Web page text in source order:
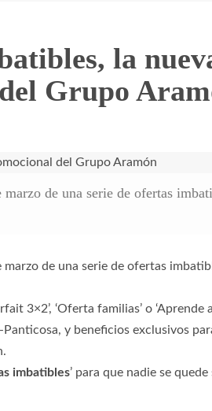
la
Grupo
de una serie de ofertas
de una serie de ofertas
3×2’, ‘Oferta familias’ o ‘Aprende a
y beneficios exclusivos
imbatibles’ para que nadie se